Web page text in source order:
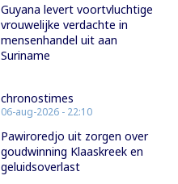
Guyana levert voortvluchtige
vrouwelijke verdachte in
mensenhandel uit aan
Suriname
chronostimes
06-aug-2026 - 22:10
Pawiroredjo uit zorgen over
goudwinning Klaaskreek en
geluidsoverlast